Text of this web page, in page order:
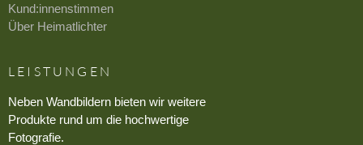
Kund:innenstimmen
Über Heimatlichter
LEISTUNGEN
Neben Wandbildern bieten wir weitere
Produkte rund um die hochwertige
Fotografie.